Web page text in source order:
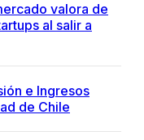
valora de
al salir a
e Ingresos
de Chile